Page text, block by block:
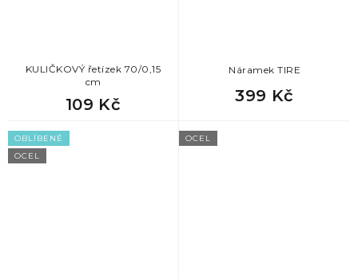
KULIČKOVÝ řetízek 70/0,15
cm
109 Kč
Náramek TIRE
399 Kč
OBLÍBENÉ
OCEL
OCEL